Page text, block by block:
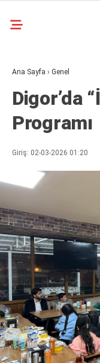
ASAYIŞ
GÜNDEM
EKONOMI
SIYASET
DÜNYA
METEOROLOJI
SPOR
SERVISLER
Ana Sayfa › Genel
Digor’da
Programı
Giriş: 02-03-2026 01:20